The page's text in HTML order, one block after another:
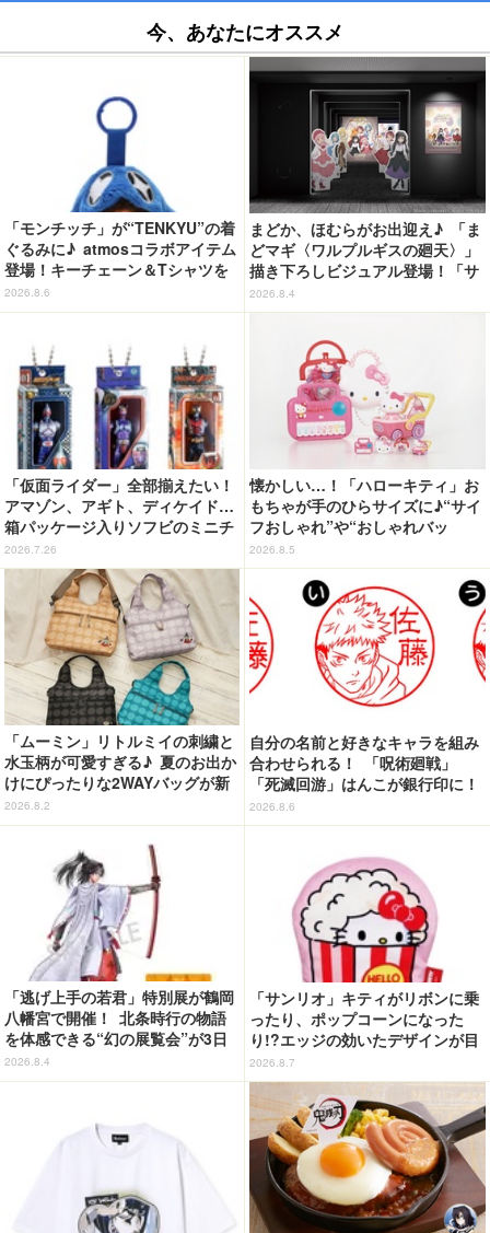
今、あなたにオススメ
「モンチッチ」が“TENKYU”の着
ぐるみに♪ atmosコラボアイテム
登場！キーチェーン＆Tシャツを
展開
2026.8.6
まどか、ほむらがお出迎え♪ 「ま
どマギ〈ワルプルギスの廻天〉」
描き下ろしビジュアル登場！「サ
ンシャインシティプリンスホテ
ル」コラボ開催
2026.8.4
「仮面ライダー」全部揃えたい！
アマゾン、アギト、ディケイド…
箱パッケージ入りソフビのミニチ
ュアが登場
2026.7.26
懐かしい…！「ハローキティ」お
もちゃが手のひらサイズに♪“サイ
フおしゃれ”や“おしゃれバッ
グ”など カプセルトイ登場
2026.8.5
「ムーミン」リトルミイの刺繍と
水玉柄が可愛すぎる♪ 夏のお出か
けにぴったりな2WAYバッグが新
登場
2026.8.2
自分の名前と好きなキャラを組み
合わせられる！ 「呪術廻戦」
「死滅回游」はんこが銀行印に！
虎杖悠仁、乙骨憂太ら16キャラ追
加で全104種
2026.8.6
「逃げ上手の若君」特別展が鶴岡
八幡宮で開催！ 北条時行の物語
を体感できる“幻の展覧会”が3日
間限定で登場【8/28～30】
2026.8.4
「サンリオ」キティがリボンに乗
ったり、ポップコーンになった
り!?エッジの効いたデザインが目
を引く♪ トートバッグやポーチが
登場
2026.8.7